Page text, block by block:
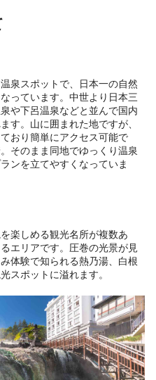
泉スポットで、日本一の自然
っています。中世より日本三
や下呂温泉などと並んで国内
す。山に囲まれた地ですが、
おり簡単にアクセス可能で
そのまま同地でゆっくり温泉
ンを立てやすくなっていま
楽しめる観光名所が複数あ
エリアです。圧巻の光景が見
体験で知られる熱乃湯、白根
スポットに溢れます。